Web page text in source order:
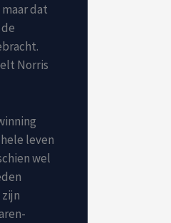
dat
Norris
leven
wel